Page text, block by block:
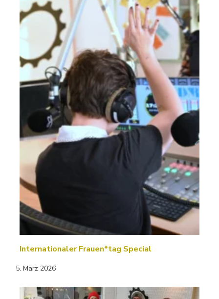
Internationaler Frauen*tag Special
5. März 2026